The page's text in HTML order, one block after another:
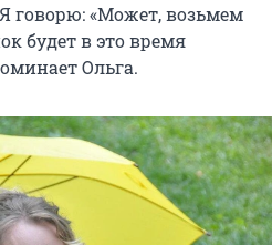
говорю: «Может, возьмем
будет в это время
Ольга.